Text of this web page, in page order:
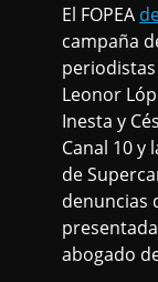
El FOPEA
campaña
Leonor
Inesta y
Canal 10
de
denuncias
abogado